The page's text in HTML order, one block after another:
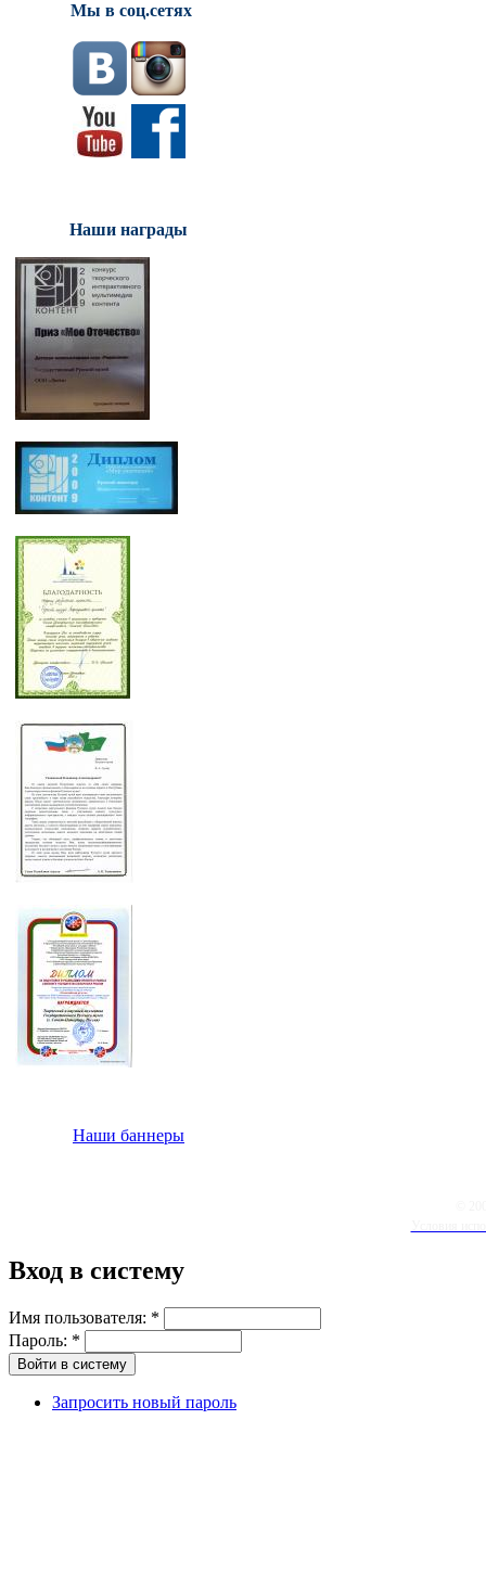
Мы в соц.сетях
Наши награды
Наши баннеры
Вход в систему
Имя пользователя: *
Пароль: *
Запросить новый пароль